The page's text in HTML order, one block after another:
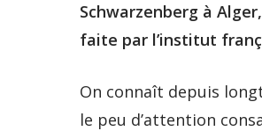
Schwarzenberg à
faite par l’institut
On connaît depuis
le peu d’attention